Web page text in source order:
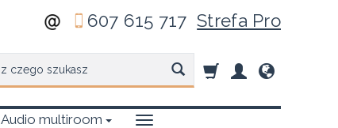
607 615 717Strefa Pro
Audio multiroom